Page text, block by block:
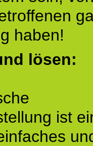
haben!
lösen:
ist